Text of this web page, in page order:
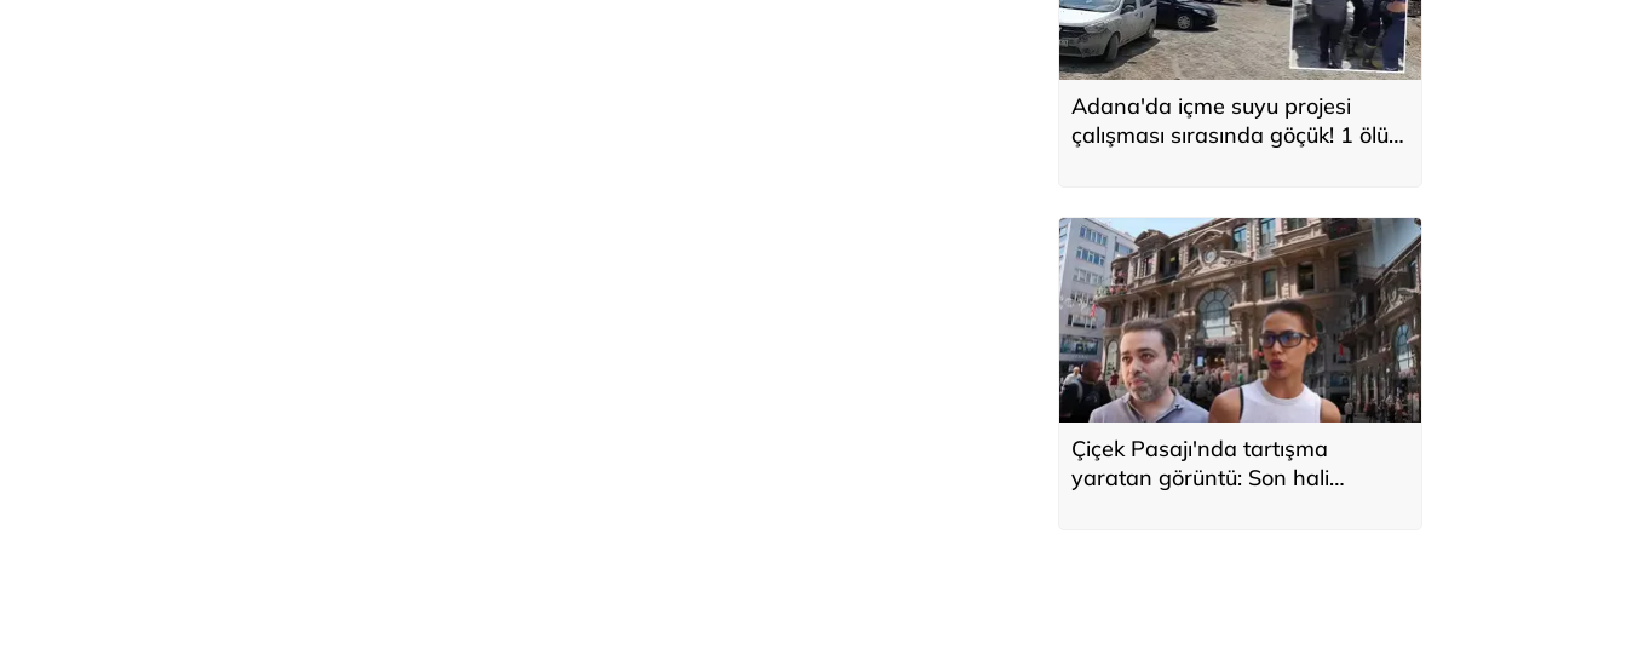
Adana'da içme suyu projesi
çalışması sırasında göçük! 1 ölü,
Çiçek Pasajı'nda tartışma
yaratan görüntü: Son hali